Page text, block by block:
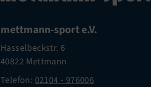
mettmann-sport e.V.
Hasselbeckstr. 6
40822 Mettmann
Telefon:02104 - 976006